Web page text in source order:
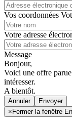
Vos coordonnées
Votre adresse
Message
Bonjour,
Voici une offre
intéresser.
A bientôt.
Annuler
× Fermer la fenêtre